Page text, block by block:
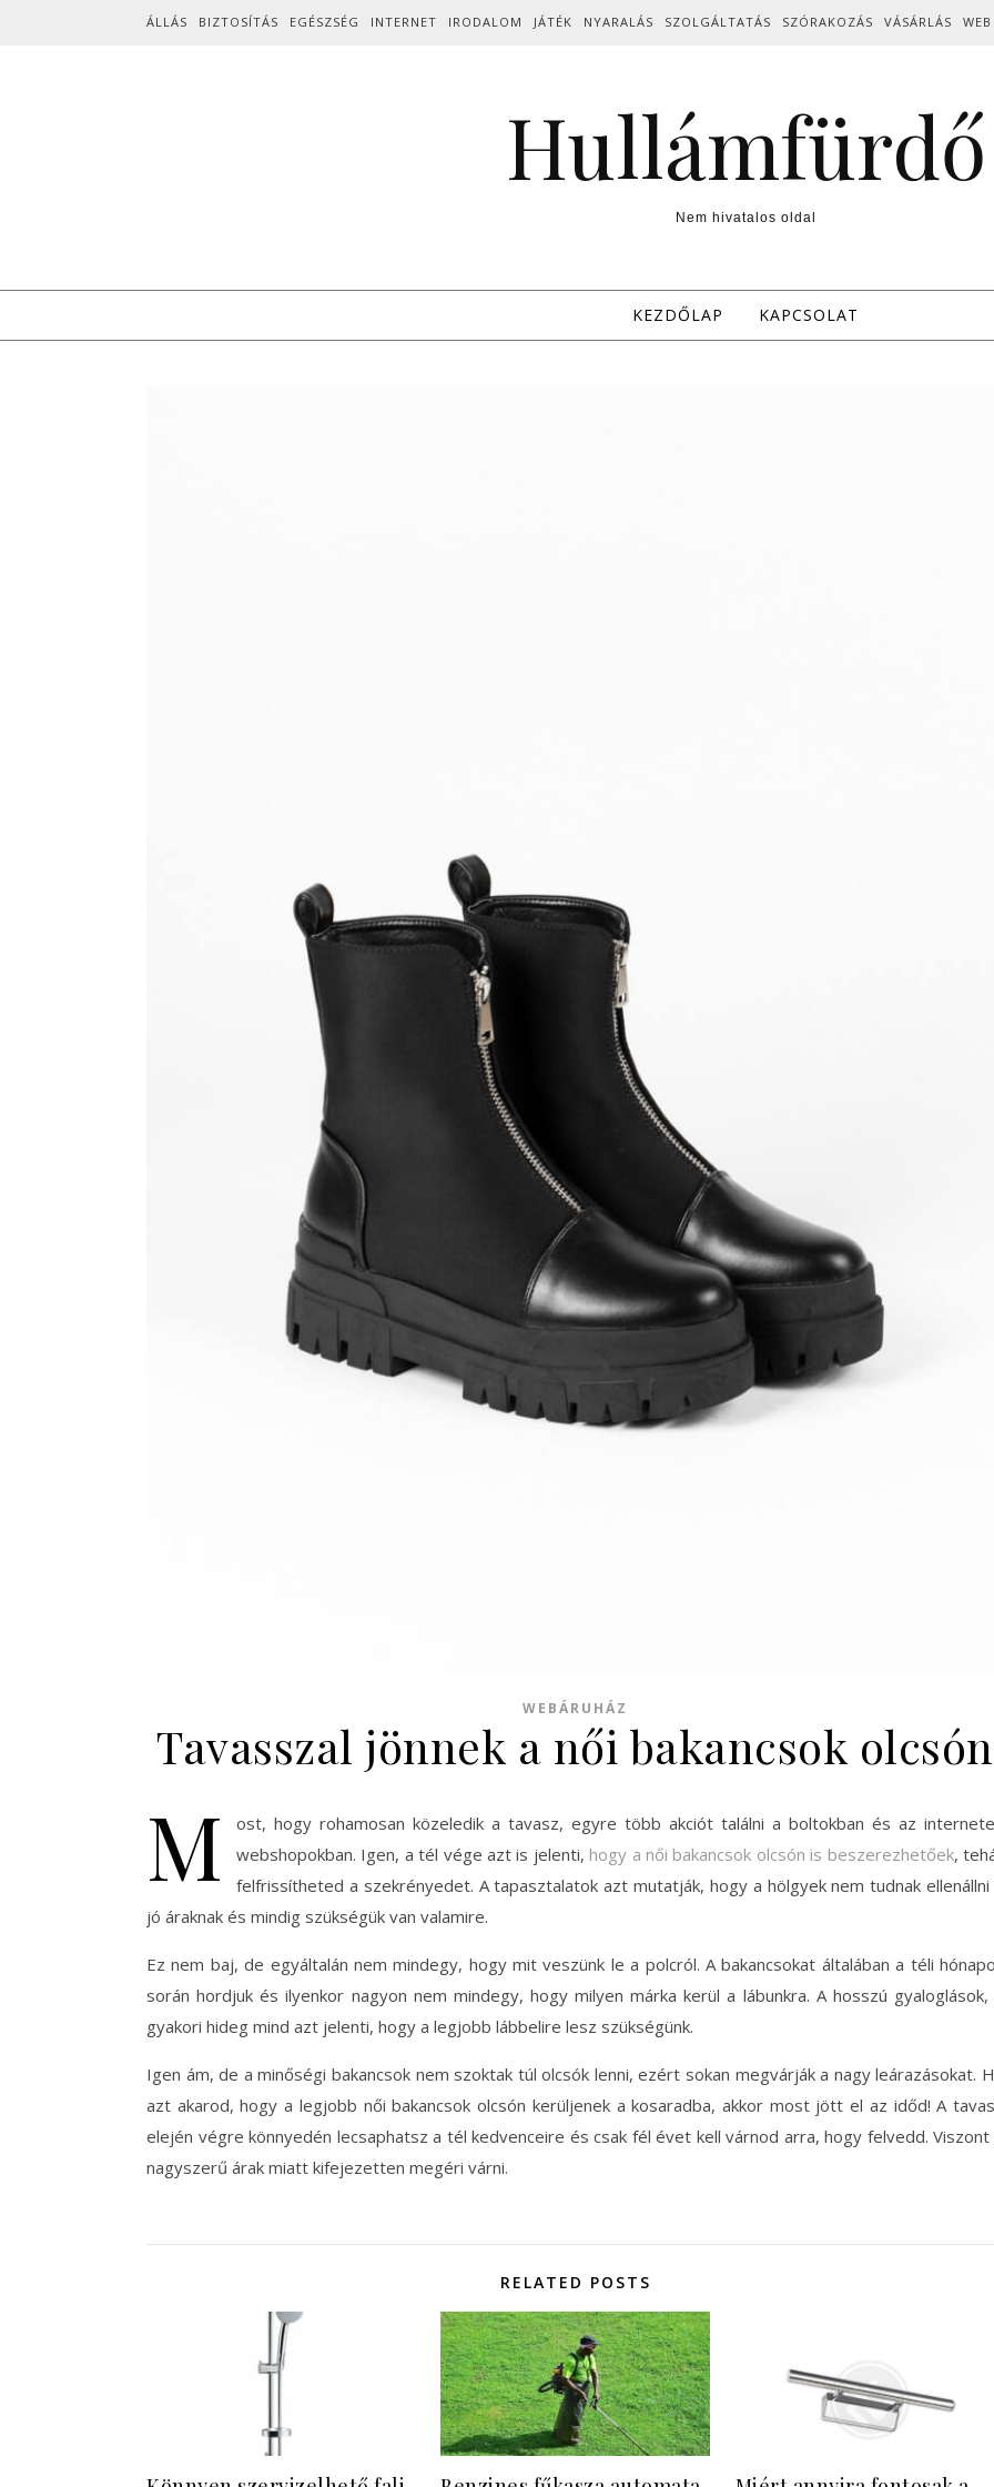
ÁLLÁS BIZTOSÍTÁS EGÉSZSÉG INTERNET IRODALOM JÁTÉK NYARALÁS SZOLGÁLTATÁS SZÓRAKOZÁS VÁSÁRLÁS WEB
Hullámfürdő
Nem hivatalos oldal
KEZDŐLAP KAPCSOLAT
WEBÁRUHÁZ
Tavasszal jönnek a női bakancsok olcsón
M
ost, hogy rohamosan közeledik a tavasz, egyre több akciót találni a boltokban és az
webshopokban. Igen, a tél vége azt is jelenti, hogy a női bakancsok olcsón is beszerezhetőek,
felfrissítheted a szekrényedet. A tapasztalatok azt mutatják, hogy a hölgyek nem tudnak ellenállni
jó áraknak és mindig szükségük van valamire.
Ez nem baj, de egyáltalán nem mindegy, hogy mit veszünk le a polcról. A bakancsokat általában a téli
során hordjuk és ilyenkor nagyon nem mindegy, hogy milyen márka kerül a lábunkra. A hosszú gyaloglások,
gyakori hideg mind azt jelenti, hogy a legjobb lábbelire lesz szükségünk.
Igen ám, de a minőségi bakancsok nem szoktak túl olcsók lenni, ezért sokan megvárják a nagy leárazásokat.
azt akarod, hogy a legjobb női bakancsok olcsón kerüljenek a kosaradba, akkor most jött el az időd! A
elején végre könnyedén lecsaphatsz a tél kedvenceire és csak fél évet kell várnod arra, hogy felvedd. Viszont
nagyszerű árak miatt kifejezetten megéri várni.
RELATED POSTS